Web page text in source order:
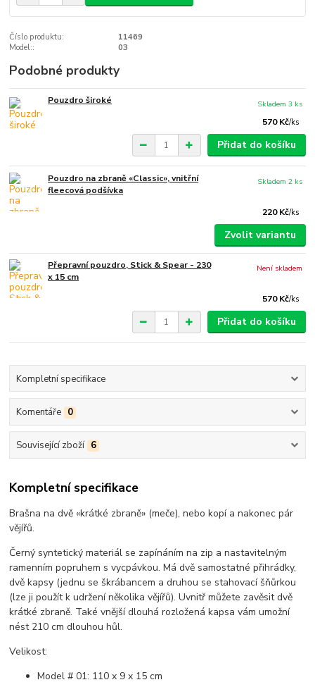
Číslo produktu:
11469
Model::
03
Podobné produkty
Pouzdro široké
570 Kč/ks
Skladem 3 ks
Přidat do košíku
Pouzdro na zbraně «Classic», vnitřní
fleecová podšívka
220 Kč/ks
Skladem 2 ks
Zvolit variantu
Přepravní pouzdro, Stick & Spear - 230
x 15 cm
570 Kč/ks
Není skladem
Přidat do košíku
Kompletní specifikace
Komentáře 0
Související zboží 6
Kompletní specifikace
Brašna na dvě «krátké zbraně» (meče), nebo kopí a nakonec pár
vějířů.
Černý syntetický materiál se zapínáním na zip a nastavitelným
ramenním popruhem s vycpávkou. Má dvě samostatné přihrádky,
dvě kapsy (jednu se škrábancem a druhou se stahovací šňůrkou
(lze ji použít k udržení několika vějířů). Uvnitř můžete zavěsit dvě
krátké zbraně. Také vnější dlouhá rozložená kapsa vám umožní
nést 210 cm dlouhou hůl.
Velikost:
Model # 01: 110 x 9 x 15 cm